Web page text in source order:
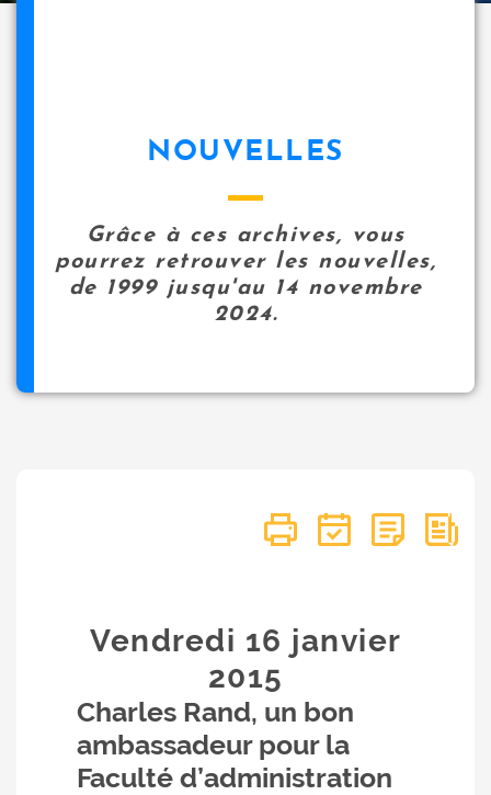
NOUVELLES
Grâce à ces archives, vous
pourrez retrouver les nouvelles,
de 1999 jusqu'au 14 novembre
2024.
Vendredi 16 janvier
2015
Charles Rand, un bon
ambassadeur pour la
Faculté d’administration